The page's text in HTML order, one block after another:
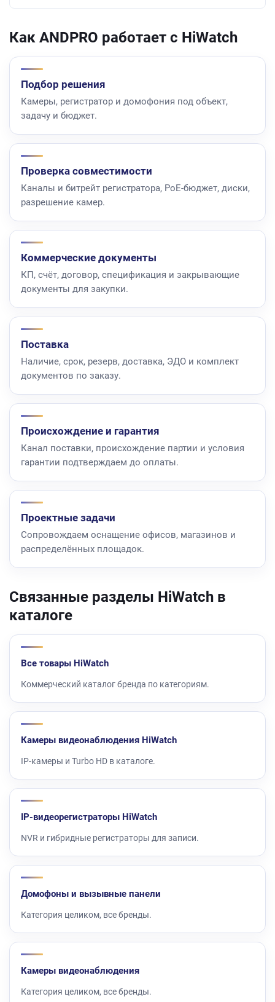
Как ANDPRO работает с HiWatch
Подбор решения
Камеры, регистратор и домофония под объект,
задачу и бюджет.
Проверка совместимости
Каналы и битрейт регистратора, PoE-бюджет, диски,
разрешение камер.
Коммерческие документы
КП, счёт, договор, спецификация и закрывающие
документы для закупки.
Поставка
Наличие, срок, резерв, доставка, ЭДО и комплект
документов по заказу.
Происхождение и гарантия
Канал поставки, происхождение партии и условия
гарантии подтверждаем до оплаты.
Проектные задачи
Сопровождаем оснащение офисов, магазинов и
распределённых площадок.
Связанные разделы HiWatch в
каталоге
Все товары HiWatch
Коммерческий каталог бренда по категориям.
Камеры видеонаблюдения HiWatch
IP-камеры и Turbo HD в каталоге.
IP-видеорегистраторы HiWatch
NVR и гибридные регистраторы для записи.
Домофоны и вызывные панели
Категория целиком, все бренды.
Камеры видеонаблюдения
Категория целиком, все бренды.